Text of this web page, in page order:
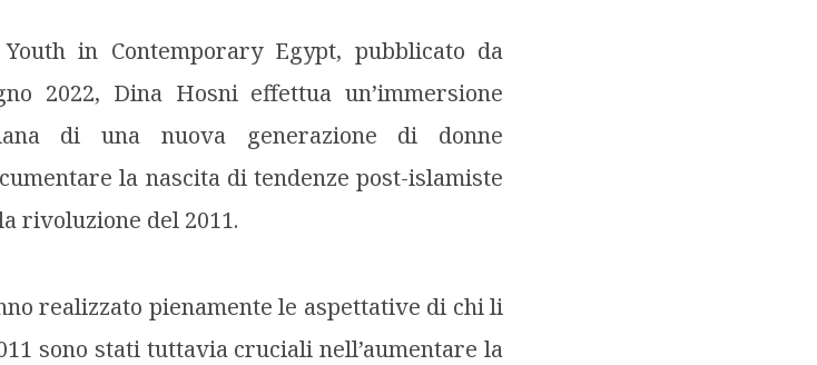
in Contemporary Egypt, pubblicato da
2022, Dina Hosni effettua un’immersione
di una nuova generazione di donne
la nascita di tendenze post-islamiste
rivoluzione del 2011.
realizzato pienamente le aspettative di chi li
sono stati tuttavia cruciali nell’aumentare la